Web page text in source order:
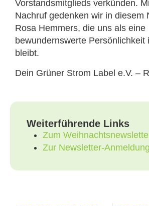
Vorstandsmitglieds verkünden.
Nachruf gedenken wir in diesem
Rosa Hemmers, die uns als eine
bewundernswerte Persönlichkeit
bleibt.
Dein Grüner Strom Label e.V. –
Weiterführende Links
Zum
Zur Newsletter-Anmeldung